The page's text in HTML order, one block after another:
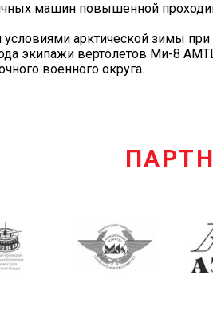
машин повышенной
арктической зимы
экипажи вертолетов Ми-8
военного округа.